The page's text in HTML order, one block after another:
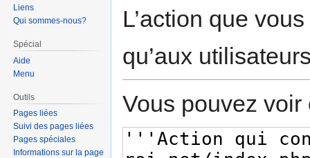
L’action que
qu’aux
Vous pouvez
Liens
Qui sommes-nous?
Spécial
Aide
Menu
Outils
Pages liées
Suivi des pages liées
Pages spéciales
Informations sur la page